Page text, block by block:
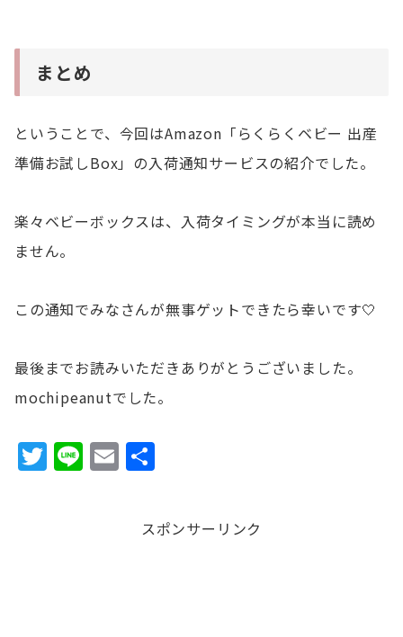
まとめ
ということで、今回はAmazon「らくらくベビー 出産
準備お試しBox」の入荷通知サービスの紹介でした。
楽々ベビーボックスは、入荷タイミングが本当に読め
ません。
この通知でみなさんが無事ゲットできたら幸いです🤍
最後までお読みいただきありがとうございました。
mochipeanutでした。
T Li E
aiスポンサーリンク